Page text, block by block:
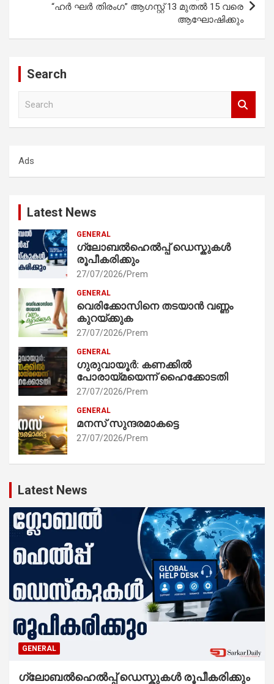
“ഹർ ഘർ തിരംഗ” ആഗസ്റ്റ് 13 മുതൽ 15 വരെ
ആഘോഷിക്കും
Search
h
Ads
Latest News
GENERAL
ഗ്ലോബൽഹെൽപ്പ് ഡെസ്കുകൾ
രൂപീകരിക്കും
27/07/2026 Prem
GENERAL
വെരിക്കോസിനെ തടയാൻ വണ്ണം
കുറയ്ക്കുക
27/07/2026 Prem
GENERAL
ഗുരുവായൂർ: കണക്കിൽ
പോരായ്മയെന്ന് ഹൈക്കോടതി
27/07/2026 Prem
GENERAL
മനസ് സുന്ദരമാകട്ടെ
27/07/2026 Prem
Latest News
GENERAL
ഗ്ലോബൽഹെൽപ്പ് ഡെസ്കുകൾ രൂപീകരിക്കും